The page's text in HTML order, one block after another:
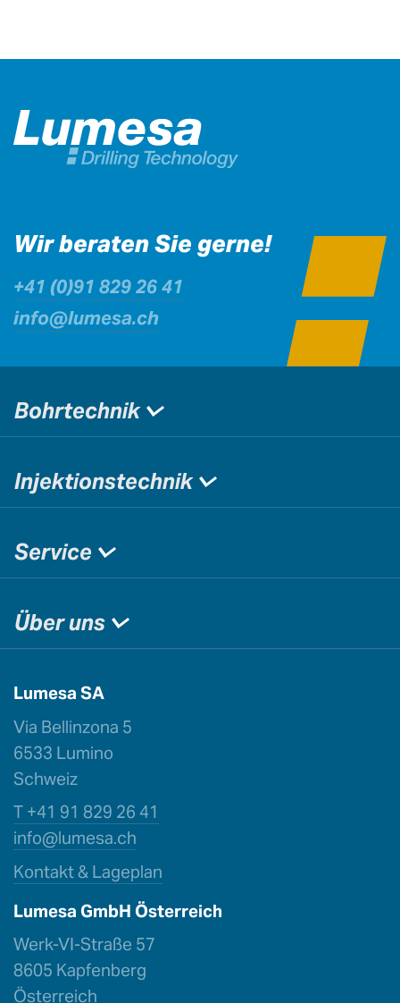
Wir beraten Sie gerne!
+41 (0)91 829 26 41
info@lumesa.ch
Bohrtechnik
Injektionstechnik
Service
Über uns
Lumesa SA
Via Bellinzona 5
6533 Lumino
Schweiz
T +41 91 829 26 41
info@lumesa.ch
Kontakt & Lageplan
Lumesa GmbH Österreich
Werk-VI-Straße 57
8605 Kapfenberg
Österreich